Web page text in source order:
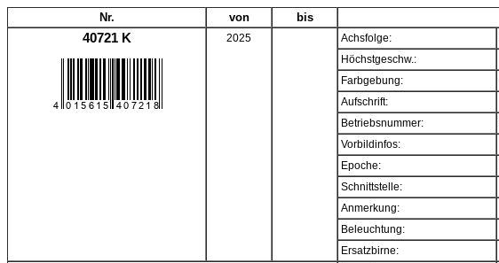
Nr. von bis
40721 K 2025 Achsfolge:
Höchstgeschw.:
Farbgebung:
Aufschrift:
Betriebsnummer:
Vorbildinfos:
Epoche:
Schnittstelle:
Anmerkung:
Beleuchtung:
Ersatzbirne: